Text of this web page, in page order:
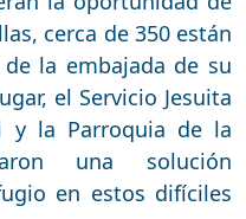
cerca de 350 están
la embajada de su
el Servicio Jesuita
y la Parroquia de la
una solución
en estos difíciles